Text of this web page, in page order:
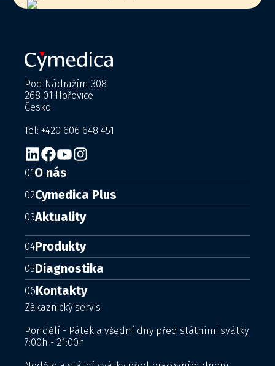
Pod Nádražím 308
268 01 Hořovice
Česko
Tel: +420 606 648 451
01 O nás
02Cymedica Plus
03Aktuality
04Produkty
05Diagnostika
06Kontakty
Zákaznický servis
Pondělí - Pátek a všední dny před státními svátky
7:00h - 21:00h